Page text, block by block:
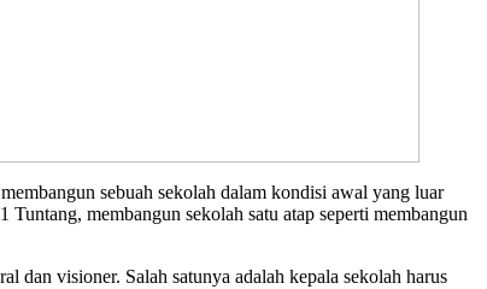
sebuah sekolah dalam kondisi awal yang luar
membangun sekolah satu atap seperti membangun
dan visioner. Salah satunya adalah kepala sekolah harus